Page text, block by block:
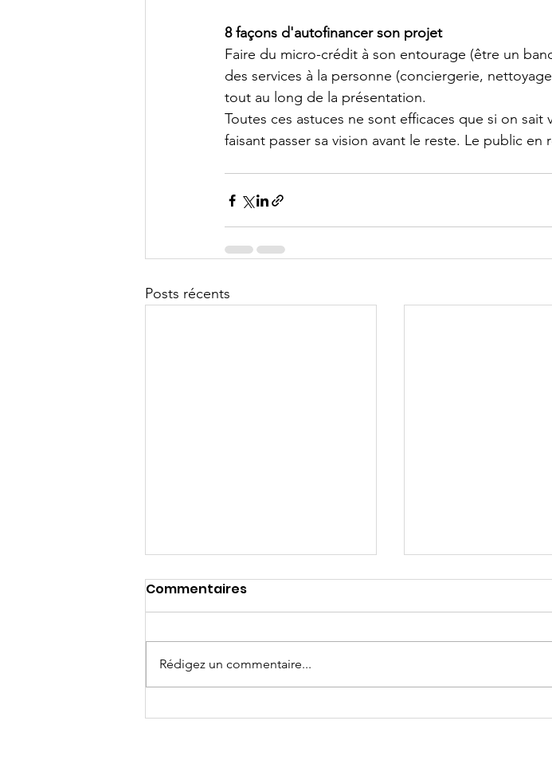
8 façons d'autofinancer son projet
Faire du micro-crédit à son entourage (être un
des services à la personne (conciergerie,
tout au long de la présentation.
Toutes ces astuces ne sont efficaces que si on sait
faisant passer sa vision avant le reste. Le public en
Posts récents
Longues études ou
"Je ne veux pas
Commentaires
Rédigez un commentaire...